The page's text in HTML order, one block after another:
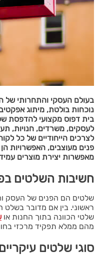
בעולם העסקי והתחרותי של
נוכחות בולטת, מיתוג
בית דפוס מקצועי להדפסת
לעסקים, משרדים, חנויות,
לצרכים הייחודיים של כל
פנים מעוצבים, האפשרויות הן
מאפשרות יצירת מוצרים
חשיבות השלטים
שלטים הם הפנים של העסק
ראשוני. בין אם מדובר
שלטי הכוונה בתוך החנות או
מהם ממלא תפקיד מרכזי
סוגי שלטים